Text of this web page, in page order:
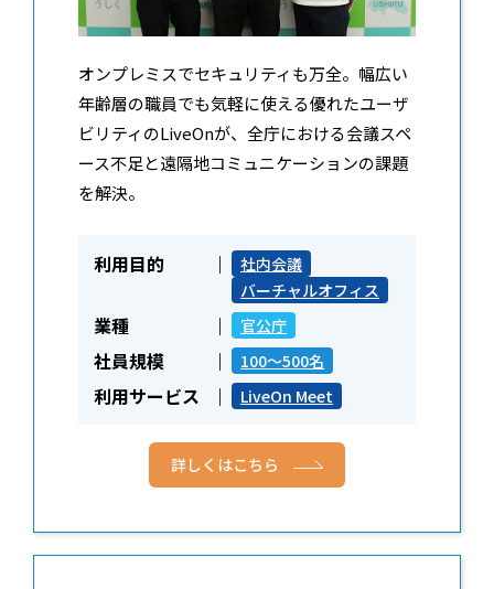
オンプレミスでセキュリティも万全。幅広い
年齢層の職員でも気軽に使える優れたユーザ
ビリティのLiveOnが、全庁における会議スペ
ース不足と遠隔地コミュニケーションの課題
を解決。
利用目的
社内会議
バーチャルオフィス
業種 官公庁
社員規模 100～500名
利用サービス LiveOn Meet
詳しくはこちら